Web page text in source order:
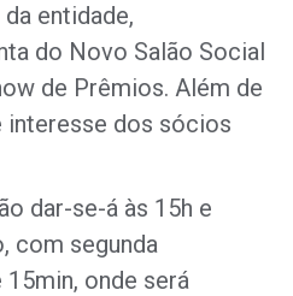
entidade,
do Novo Salão Social
de Prêmios. Além de
interesse dos sócios
dar-se-á às 15h e
com segunda
onde será